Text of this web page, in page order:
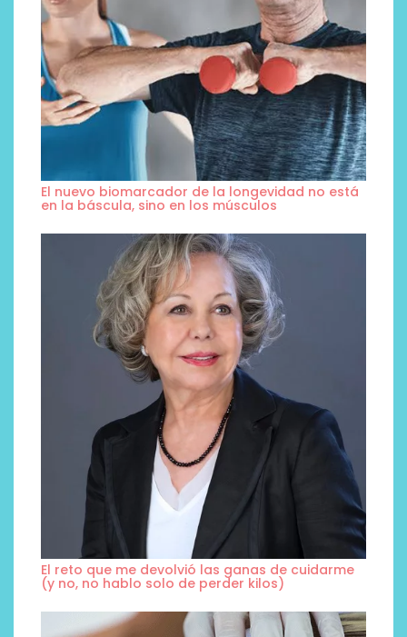
El nuevo biomarcador de la longevidad no está
en la báscula, sino en los músculos
El reto que me devolvió las ganas de cuidarme
(y no, no hablo solo de perder kilos)